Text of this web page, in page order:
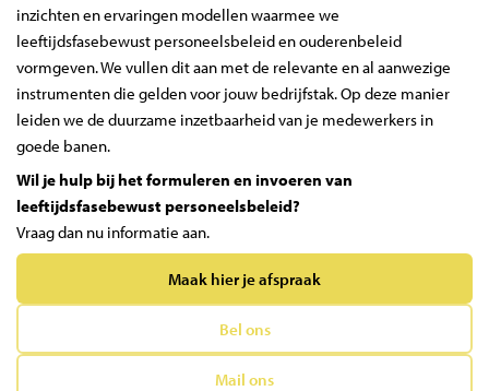
inzichten en ervaringen modellen waarmee we
leeftijdsfasebewust personeelsbeleid en ouderenbeleid
vormgeven. We vullen dit aan met de relevante en al aanwezige
instrumenten die gelden voor jouw bedrijfstak. Op deze manier
leiden we de duurzame inzetbaarheid van je medewerkers in
goede banen.
Wil je hulp bij het formuleren en invoeren van
leeftijdsfasebewust personeelsbeleid?
Vraag dan nu informatie aan.
Maak hier je afspraak
Bel ons
Mail ons